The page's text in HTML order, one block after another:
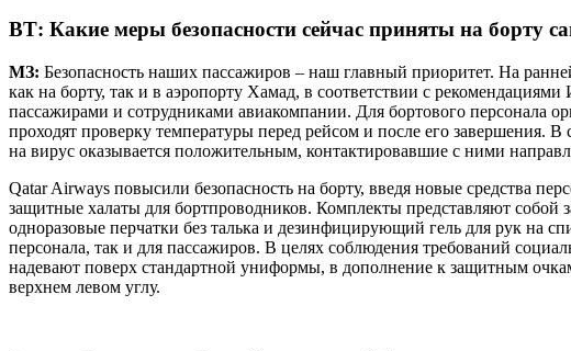
ВТ: Какие меры безопасности сейчас приняты на борту
МЗ: Безопасность наших пассажиров – наш главный приоритет. На
как на борту, так и в аэропорту Хамад, в соответствии с
пассажирами и сотрудниками авиакомпании. Для бортового персонала
проходят проверку температуры перед рейсом и после его завершения.
на вирус оказывается положительным, контактировавшие с ними
Qatar Airways повысили безопасность на борту, введя новые средства
защитные халаты для бортпроводников. Комплекты представляют
одноразовые перчатки без талька и дезинфицирующий гель для рук на
персонала, так и для пассажиров. В целях соблюдения требований
надевают поверх стандартной униформы, в дополнение к защитным
верхнем левом углу.